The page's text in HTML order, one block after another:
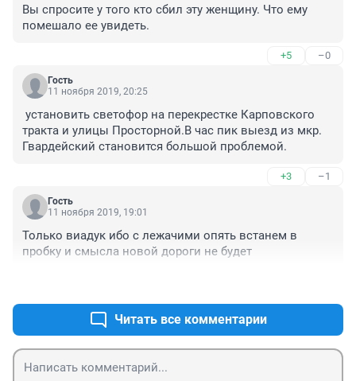
Вы спросите у того кто сбил эту женщину. Что ему
помешало ее увидеть.
+5 –0
Гость
11 ноября 2019, 20:25
установить светофор на перекрестке Карповского
тракта и улицы Просторной.В час пик выезд из мкр.
Гвардейский становится большой проблемой.
+3 –1
Гость
11 ноября 2019, 19:01
Только виадук ибо с лежачими опять встанем в
пробку и смысла новой дороги не будет
Читать все комментарии